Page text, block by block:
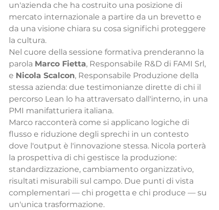
un'azienda che ha costruito una posizione di
mercato internazionale a partire da un brevetto e
da una visione chiara su cosa significhi proteggere
la cultura.
Nel cuore della sessione formativa prenderanno la
parola Marco Fietta, Responsabile R&D di FAMI Srl,
e Nicola Scalcon, Responsabile Produzione della
stessa azienda: due testimonianze dirette di chi il
percorso Lean lo ha attraversato dall'interno, in una
PMI manifatturiera italiana.
Marco racconterà come si applicano logiche di
flusso e riduzione degli sprechi in un contesto
dove l'output è l'innovazione stessa. Nicola porterà
la prospettiva di chi gestisce la produzione:
standardizzazione, cambiamento organizzativo,
risultati misurabili sul campo. Due punti di vista
complementari — chi progetta e chi produce — su
un'unica trasformazione.